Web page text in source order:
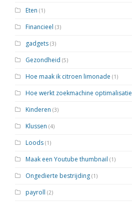
Eten (1)
Financieel (3)
gadgets (3)
Gezondheid (5)
Hoe maak ik citroen limonade (1)
Hoe werkt zoekmachine optimalisatie
Kinderen (3)
Klussen (4)
Loods (1)
Maak een Youtube thumbnail (1)
Ongedierte bestrijding (1)
payroll (2)